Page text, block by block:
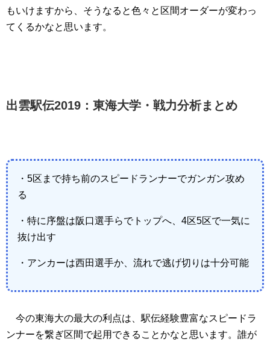
もいけますから、そうなると色々と区間オーダーが変わっ
てくるかなと思います。
出雲駅伝2019：東海大学・戦力分析まとめ
・5区まで持ち前のスピードランナーでガンガン攻め
る
・特に序盤は阪口選手らでトップへ、4区5区で一気に
抜け出す
・アンカーは西田選手か、流れで逃げ切りは十分可能
今の東海大の最大の利点は、駅伝経験豊富なスピードラ
ンナーを繋ぎ区間で起用できることかなと思います。誰が